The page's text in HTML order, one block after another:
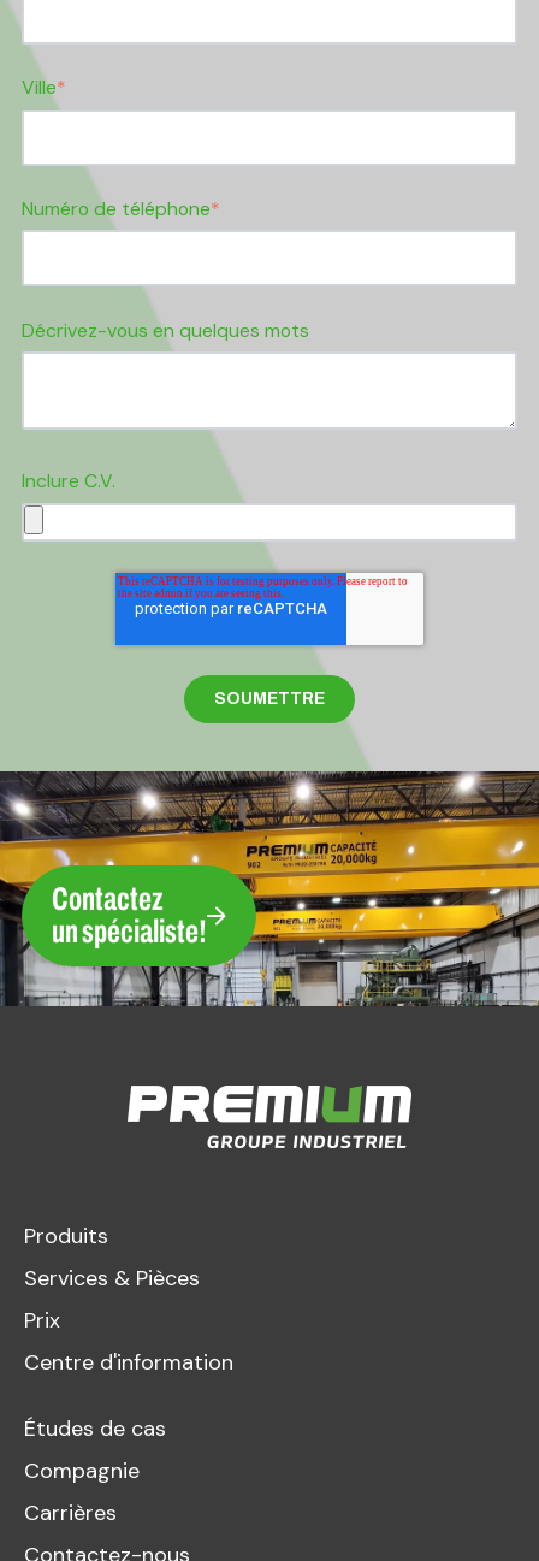
Ville*
Numéro de téléphone*
Décrivez-vous en quelques mots
Inclure C.V.
Contactez
un spécialiste!
Produits
Services & Pièces
Prix
Centre d'information
Études de cas
Compagnie
Carrières
Contactez-nous